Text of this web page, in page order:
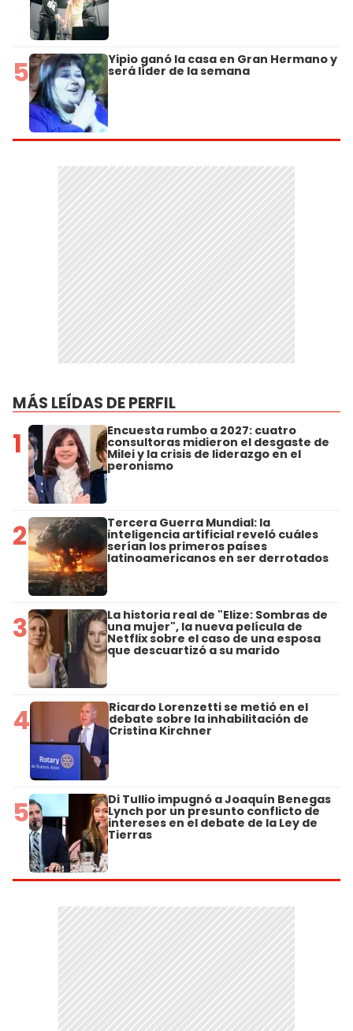
5 Yipio ganó la casa en Gran Hermano y
será líder de la semana
MÁS LEÍDAS DE PERFIL
1 Encuesta rumbo a 2027: cuatro
consultoras midieron el desgaste de
Milei y la crisis de liderazgo en el
peronismo
2 Tercera Guerra Mundial: la
inteligencia artificial reveló cuáles
serían los primeros países
latinoamericanos en ser derrotados
3 La historia real de "Elize: Sombras de
una mujer", la nueva película de
Netflix sobre el caso de una esposa
que descuartizó a su marido
4 Ricardo Lorenzetti se metió en el
debate sobre la inhabilitación de
Cristina Kirchner
5 Di Tullio impugnó a Joaquín Benegas
Lynch por un presunto conflicto de
intereses en el debate de la Ley de
Tierras